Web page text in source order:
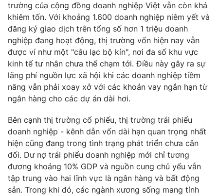
trường của cộng đồng doanh nghiệp Việt vẫn còn khá
khiêm tốn. Với khoảng 1.600 doanh nghiệp niêm yết và
đăng ký giao dịch trên tổng số hơn 1 triệu doanh
nghiệp đang hoạt động, thị trường vốn hiện nay vẫn
được ví như một "câu lạc bộ kín", nơi đa số khu vực
kinh tế tư nhân chưa thể chạm tới. Điều này gây ra sự
lãng phí nguồn lực xã hội khi các doanh nghiệp tiềm
năng vẫn phải xoay xở với các khoản vay ngắn hạn từ
ngân hàng cho các dự án dài hơi.
Bên cạnh thị trường cổ phiếu, thị trường trái phiếu
doanh nghiệp - kênh dẫn vốn dài hạn quan trọng nhất
hiện cũng đang trong tình trạng phát triển chưa cân
đối. Dư nợ trái phiếu doanh nghiệp mới chỉ tương
đương khoảng 10% GDP và nguồn cung chủ yếu vẫn
tập trung vào hai lĩnh vực là ngân hàng và bất động
sản. Trong khi đó, các ngành xương sống mang tính